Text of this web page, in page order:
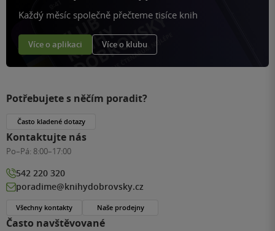
Každý měsíc společně přečteme tisíce knih
Více o aplikaci Více o klubu
Často navštěvované
Potřebujete s něčím poradit?
Často kladené dotazy
Kontaktujte nás
Po–Pá: 8:00–17:00
542 220 320
poradime@knihydobrovsky.cz
Všechny kontakty Naše prodejny